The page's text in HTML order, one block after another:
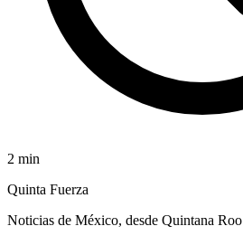
2 min
Quinta Fuerza
Noticias de México, desde Quintana Roo